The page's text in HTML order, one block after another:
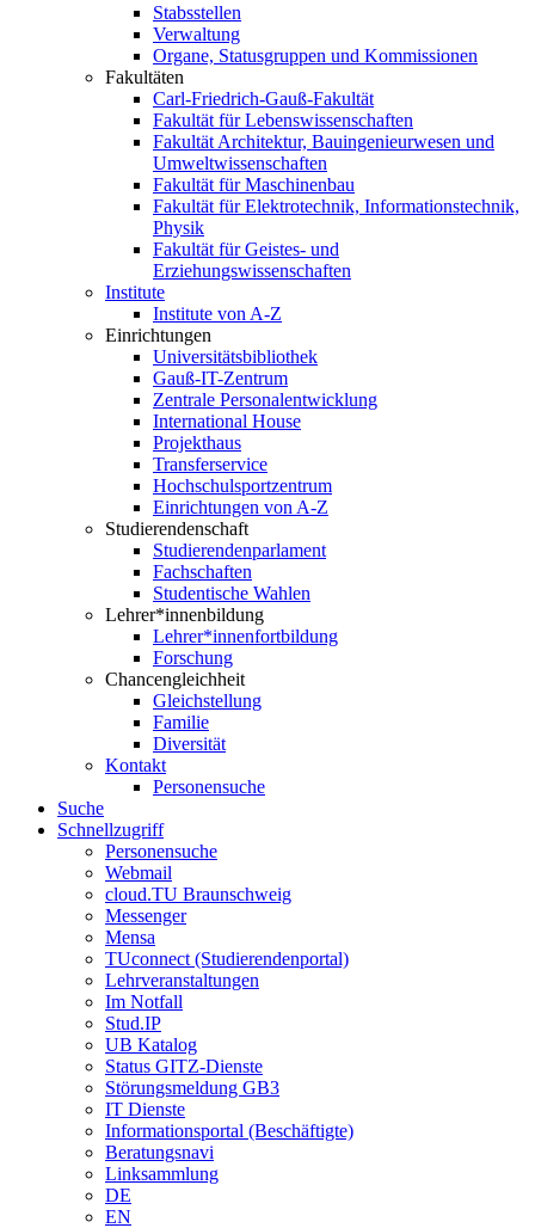
Stabsstellen
Verwaltung
Organe, Statusgruppen und Kommissionen
Fakultäten
Carl-Friedrich-Gauß-Fakultät
Fakultät für Lebenswissenschaften
Fakultät Architektur, Bauingenieurwesen und
Umweltwissenschaften
Fakultät für Maschinenbau
Fakultät für Elektrotechnik, Informationstechnik,
Physik
Fakultät für Geistes- und
Erziehungswissenschaften
Institute
Institute von A-Z
Einrichtungen
Universitätsbibliothek
Gauß-IT-Zentrum
Zentrale Personalentwicklung
International House
Projekthaus
Transferservice
Hochschulsportzentrum
Einrichtungen von A-Z
Studierendenschaft
Studierendenparlament
Fachschaften
Studentische Wahlen
Lehrer*innenbildung
Lehrer*innenfortbildung
Forschung
Chancengleichheit
Gleichstellung
Familie
Diversität
Kontakt
Personensuche
Suche
Schnellzugriff
Personensuche
Webmail
cloud.TU Braunschweig
Messenger
Mensa
TUconnect (Studierendenportal)
Lehrveranstaltungen
Im Notfall
Stud.IP
UB Katalog
Status GITZ-Dienste
Störungsmeldung GB3
IT Dienste
Informationsportal (Beschäftigte)
Beratungsnavi
Linksammlung
DE
EN